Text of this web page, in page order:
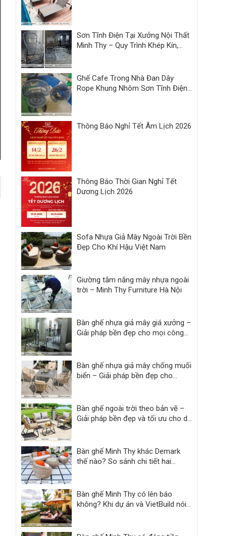
Sơn Tĩnh Điện Tại Xưởng Nội Thất
Minh Thy – Quy Trình Khép Kín,
Ghế Cafe Trong Nhà Đan Dây
Rope Khung Nhôm Sơn Tĩnh Điện |
Thông Báo Nghỉ Tết Âm Lịch 2026
Thông Báo Thời Gian Nghỉ Tết
Dương Lịch 2026
Sofa Nhựa Giả Mây Ngoài Trời Bền
Đẹp Cho Khí Hậu Việt Nam
Giường tắm nắng mây nhựa ngoài
trời – Minh Thy Furniture Hà Nội
Bàn ghế nhựa giả mây giá xưởng –
Giải pháp bền đẹp cho mọi công
Bàn ghế nhựa giả mây chống muối
biển – Giải pháp bền đẹp cho
Bàn ghế ngoài trời theo bản vẽ –
Giải pháp bền đẹp và tối ưu cho dự
Bàn ghế Minh Thy khác Demark
thế nào? So sánh chi tiết hai
Bàn ghế Minh Thy có lên báo
không? Khi dự án và VietBuild nói